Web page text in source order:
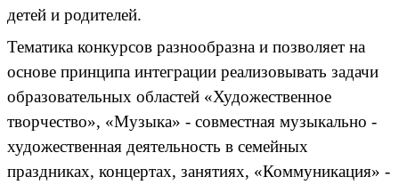
детей и родителей.
Тематика конкурсов разнообразна и позволяет на
основе принципа интеграции реализовывать задачи
образовательных областей «Художественное
творчество», «Музыка» - совместная музыкально -
художественная деятельность в семейных
праздниках, концертах, занятиях, «Коммуникация» -